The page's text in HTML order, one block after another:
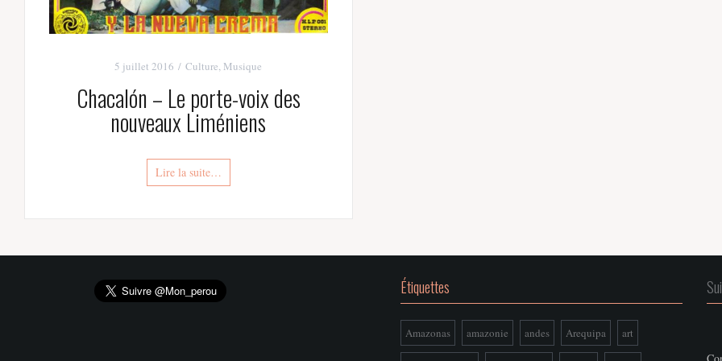
5 juillet 2016 Culture, Musique
Chacalón – Le porte-voix des
nouveaux Liméniens
Lire la suite…
Étiquettes
Amazonas amazonie andes Arequipa art